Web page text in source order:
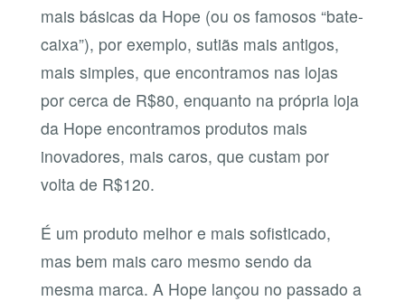
mais básicas da Hope (ou os famosos “bate-
caixa”), por exemplo, sutiãs mais antigos,
mais simples, que encontramos nas lojas
por cerca de R$80, enquanto na própria loja
da Hope encontramos produtos mais
inovadores, mais caros, que custam por
volta de R$120.
É um produto melhor e mais sofisticado,
mas bem mais caro mesmo sendo da
mesma marca. A Hope lançou no passado a